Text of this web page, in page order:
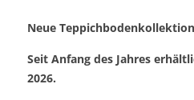
Neue
Seit Anfang des Jahres
2026.